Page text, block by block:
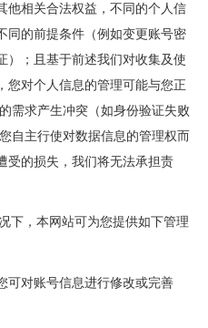
他相关合法权益，不同的个人信
同的前提条件（例如变更账号密
）；且基于前述我们对收集及使
您对个人信息的管理可能与您正
需求产生冲突 （如身份验证失败
自主行使对数据信息的管理权而
受的损失，我们将无法承担责
下，本网站可为您提供如下管理
可对账号信息进行修改或完善